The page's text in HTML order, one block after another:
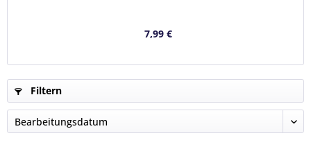
7,99 €
Filtern